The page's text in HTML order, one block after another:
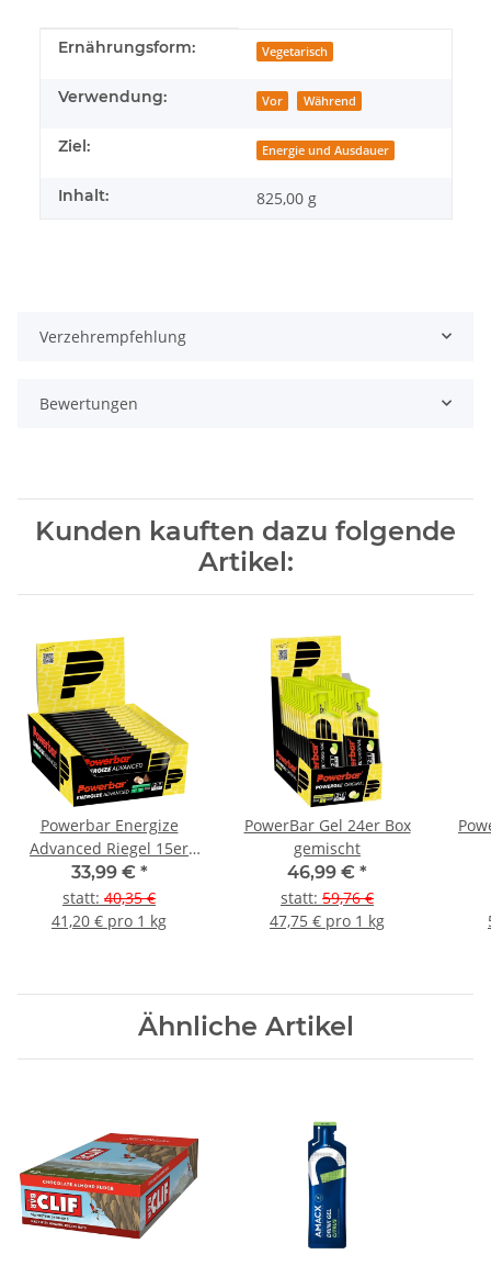
Produkteigenschaft
Wert
Ernährungsform: Vegetarisch
Verwendung: Vor Während
Ziel: Energie und Ausdauer
Inhalt: 825,00 g
Verzehrempfehlung
Bewertungen
Kunden kauften dazu folgende
Artikel:
Powerbar Energize
Advanced Riegel 15er
Box Gemischt
33,99 € *
statt: 40,35 €
41,20 € pro 1 kg
PowerBar Gel 24er Box
gemischt
46,99 € *
statt: 59,76 €
47,75 € pro 1 kg
Ähnliche Artikel